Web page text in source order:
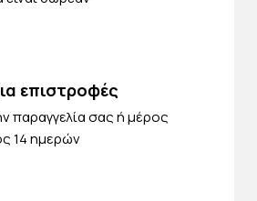
επιστροφές
παραγγελία σας ή μέρος
14 ημερών